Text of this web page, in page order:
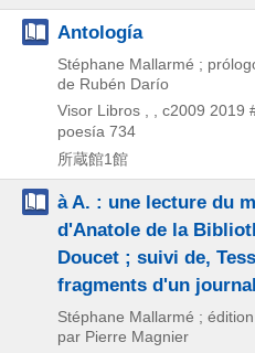
Antología
Stéphane Mallarmé ;
de Rubén Darío
Visor Libros , , c2009 2019
poesía 734
所蔵館1館
à A. : une lecture du
d'Anatole de la
Doucet ; suivi de,
fragments d'un
Stéphane Mallarmé ;
par Pierre Magnier